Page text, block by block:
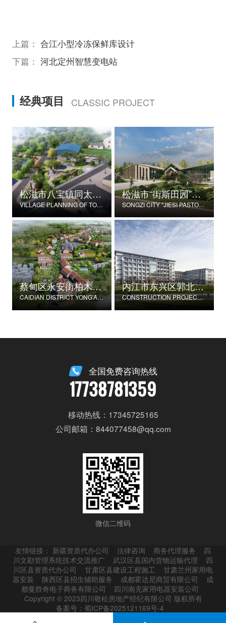
上篇： 合江小型冷冻保鲜库设计
下篇： 河北定州智慧变电站
经典项目 CLASSIC PROJECT
松滋市八宝镇同太湖村村庄规划
VILLAGE PLANNING OF TONGTAIHU VILLAGE, BABAO TOWN, SONGZI CITY
松滋市“街斯田园”美丽乡村示范片建设项目
SONGZI CITY "JIESI PASTORAL" BEAUTIFUL RURAL DEMONSTRATION FILM CONSTRUCTION PROJECT
蔡甸区永安街柏木村郭家庄湾省级美丽乡村试点建设项目
CAIDIAN DISTRICT YONG'AN STREET CYPRESS VILLAGE GUOJIAZHUANG BAY PROVINCIAL BEAUTIFUL VILLAGE PILOT CONSTRUCTION PROJECT
内江市东兴区郭北养老服务中心建设项目
CONSTRUCTION PROJECT OF GUOBEI ELDERLY SERVICE CENTER IN DONGXING DISTRICT, NEIJIANG CITY
全国免费咨询热线
17738781359
移动热线：17345725165
公司邮箱：844077458@qq.com
微信二维码
友情链接： 新疆资质代办公司 法律咨询 商务代理服务
四
川文勘管理系统技术交流推广
武汉区县国内货物运输代理
四
川区县资质代办公司
甘肃区县建设工程施工
甘肃兰州家用电
器安装
陕西区县招生辅助服务 成都霍达尼商贸有限公司
成
都曼胜奇电子商务有限公司
四川南充家用电器安装公司
Copyright © 2023四川敬松房地产经纪有限公司 版权所有
备案号：蜀ICP备2025121169号-4